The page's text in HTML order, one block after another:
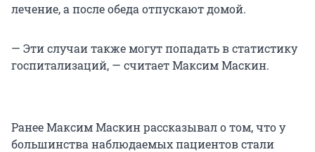
лечение, а после обеда отпускают домой.
— Эти случаи также могут попадать в статистику
госпитализаций, — считает Максим Маскин.
Ранее Максим Маскин рассказывал о том, что у
большинства наблюдаемых пациентов стали